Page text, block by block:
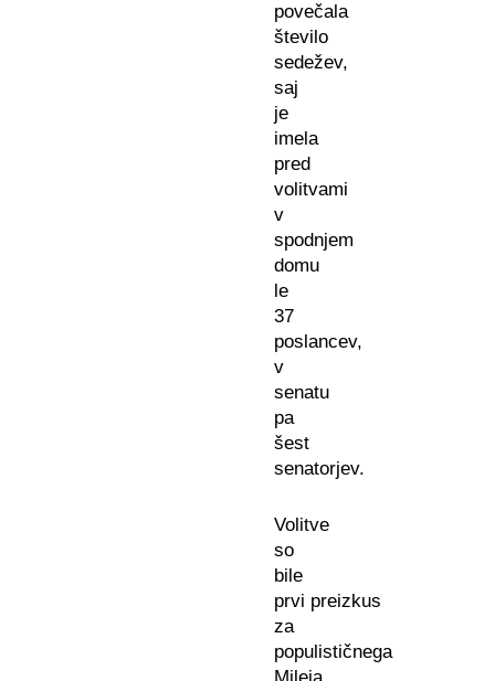
povečala
število
sedežev,
saj
je
imela
pred
volitvami
v
spodnjem
domu
le
37
poslancev,
v
senatu
pa
šest
senatorjev.
Volitve
so
bile
prvi preizkus
za
populističnega